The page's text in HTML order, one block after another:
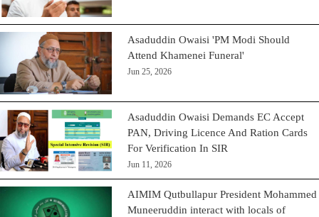
Asaduddin Owaisi 'PM Modi Should
Attend Khamenei Funeral'
Jun 25, 2026
Asaduddin Owaisi Demands EC Accept
PAN, Driving Licence And Ration Cards
For Verification In SIR
Jun 11, 2026
AIMIM Qutbullapur President Mohammed
Muneeruddin interact with locals of